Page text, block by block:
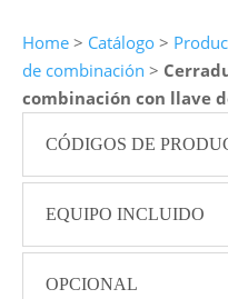
Home> Catálogo>
de combinación >
combinación con llave
CÓDIGOS DE
EQUIPO INCLUIDO
OPCIONAL